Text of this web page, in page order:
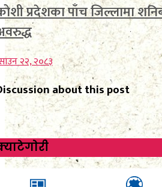
प्रदेशका पाँच जिल्लामा
२२, २०८३
about this post